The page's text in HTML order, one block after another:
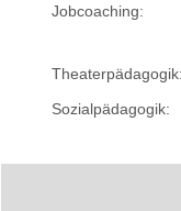
Jobcoaching:
Theaterpädagogik:
Sozialpädagogik: